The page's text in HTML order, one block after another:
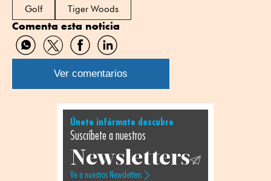
Golf Tiger Woods
Comenta esta noticia
Compartir
por
WhatsApp
Compartir
por
Twitter
Compartir
por
Facebook
Compartir
por
Linkedin
Ver comentarios
Únete infórmate descubre
Suscríbete a nuestros
Newsletters
Ve a nuestros Newsletters